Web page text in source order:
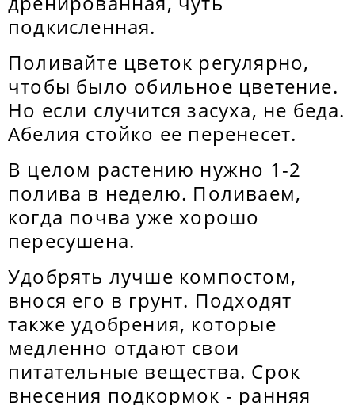
подкисленная.
Поливайте цветок регулярно,
чтобы было обильное цветение.
Но если случится засуха, не беда.
Абелия стойко ее перенесет.
В целом растению нужно 1-2
полива в неделю. Поливаем,
когда почва уже хорошо
пересушена.
Удобрять лучше компостом,
внося его в грунт. Подходят
также удобрения, которые
медленно отдают свои
питательные вещества. Срок
внесения подкормок - ранняя